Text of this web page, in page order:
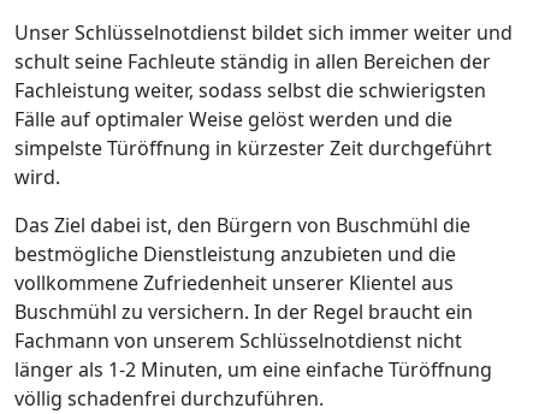
Unser Schlüsselnotdienst bildet sich immer weiter und
schult seine Fachleute ständig in allen Bereichen der
Fachleistung weiter, sodass selbst die schwierigsten
Fälle auf optimaler Weise gelöst werden und die
simpelste Türöffnung in kürzester Zeit durchgeführt
wird.
Das Ziel dabei ist, den Bürgern von Buschmühl die
bestmögliche Dienstleistung anzubieten und die
vollkommene Zufriedenheit unserer Klientel aus
Buschmühl zu versichern. In der Regel braucht ein
Fachmann von unserem Schlüsselnotdienst nicht
länger als 1-2 Minuten, um eine einfache Türöffnung
völlig schadenfrei durchzuführen.